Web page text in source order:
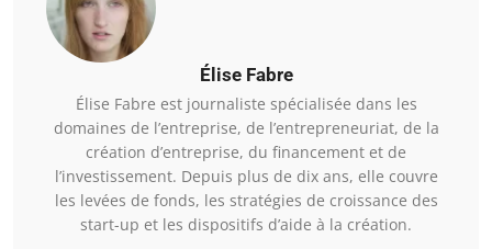
Élise Fabre
Élise Fabre est journaliste spécialisée dans les
domaines de l’entreprise, de l’entrepreneuriat, de la
création d’entreprise, du financement et de
l’investissement. Depuis plus de dix ans, elle couvre
les levées de fonds, les stratégies de croissance des
start-up et les dispositifs d’aide à la création.